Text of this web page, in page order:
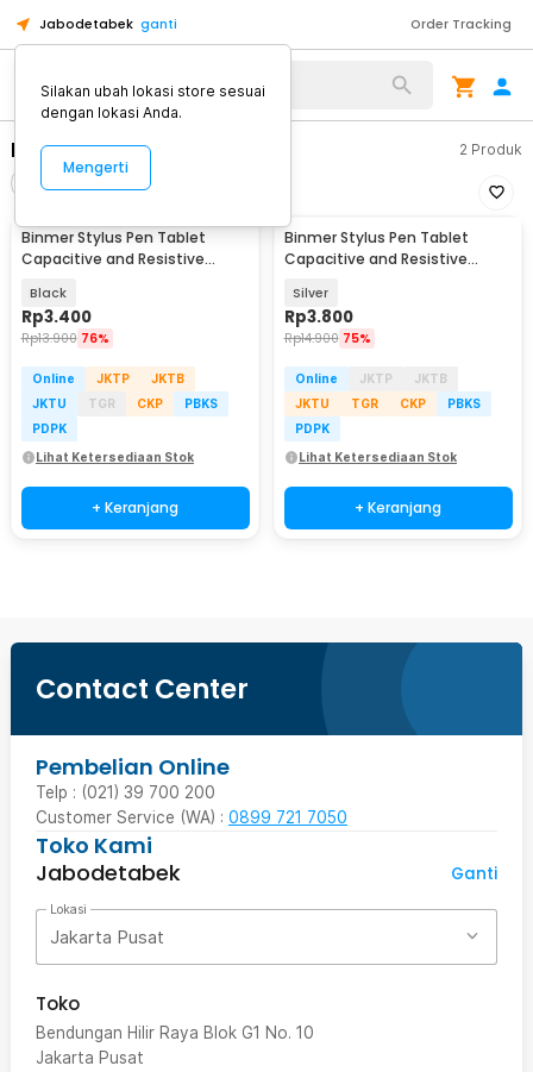
Jabodetabek ganti Order Tracking
Alat Kopi
Binmer 2 Produk
Urutkan
Binmer Stylus Pen Tablet
Capacitive and Resistive
Black
Rp3.400
Rp13.900 76%
Online JKTP
JKTB
JKTU
TGR CKP
PBKS
PDPK
Lihat Ketersediaan Stok
+ Keranjang
Binmer Stylus Pen Tablet
Capacitive and Resistive
Silver
Rp3.800
Rp14.900 75%
Online JKTP
JKTB
JKTU
TGR CKP
PBKS
PDPK
Lihat Ketersediaan Stok
+ Keranjang
Contact Center
Pembelian Online
Telp : (021) 39 700 200
Customer Service (WA) : 0899 721 7050
Toko Kami
Jabodetabek
Ganti
Lokasi
Jakarta Pusat
Toko
Bendungan Hilir Raya Blok G1 No. 10
Jakarta Pusat
Silakan ubah lokasi store sesuai
dengan lokasi Anda.
Mengerti